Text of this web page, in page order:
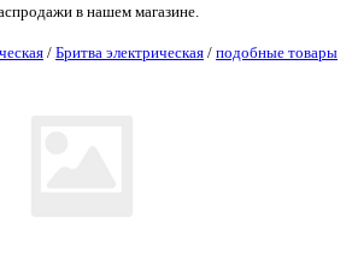
в нашем магазине.
/ Бритва электрическая / подобные товары